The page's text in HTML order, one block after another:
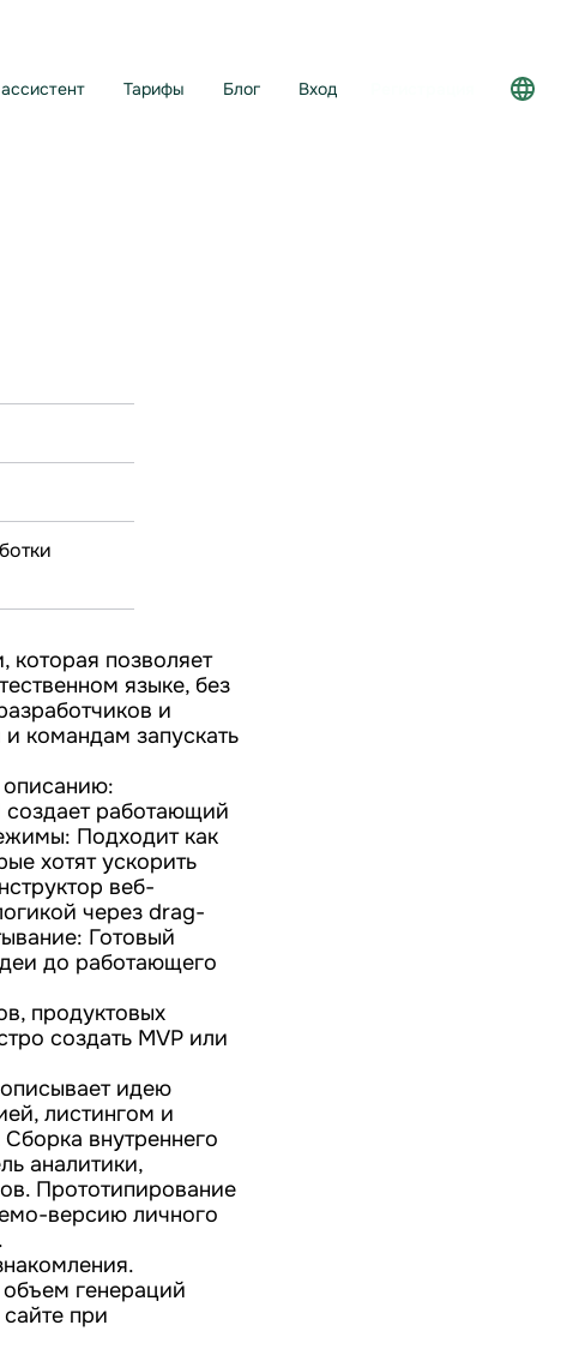
Тарифы Блог Вход
которая позволяет
языке, без
и
командам запускать
описанию:
создает работающий
Подходит как
хотят ускорить
веб-
через drag-
Готовый
до работающего
продуктовых
создать MVP или
идею
листингом и
внутреннего
аналитики,
Прототипирование
версию личного
генераций
при